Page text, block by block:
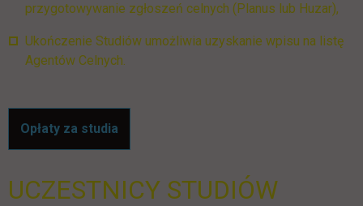
przygotowywanie zgłoszeń celnych (Planus lub Huzar),
Ukończenie Studiów umożliwia uzyskanie wpisu na listę
Agentów Celnych.
Opłaty za studia
UCZESTNICY STUDIÓW